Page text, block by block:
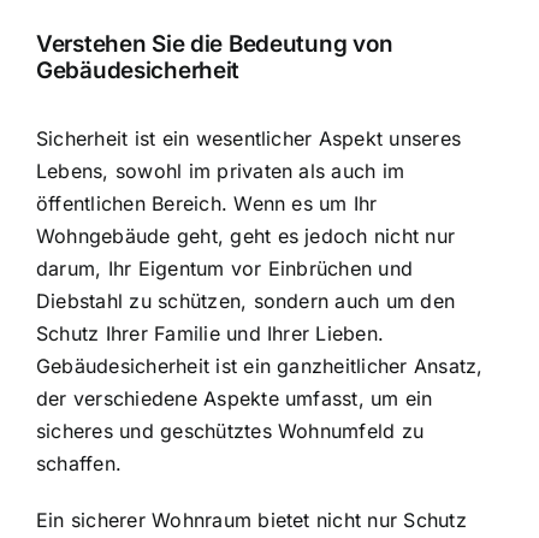
Verstehen Sie die Bedeutung von
Gebäudesicherheit
Sicherheit ist ein wesentlicher Aspekt unseres
Lebens, sowohl im privaten als auch im
öffentlichen Bereich. Wenn es um Ihr
Wohngebäude geht, geht es jedoch nicht nur
darum, Ihr Eigentum vor Einbrüchen und
Diebstahl zu schützen, sondern auch um den
Schutz Ihrer Familie und Ihrer Lieben.
Gebäudesicherheit ist ein ganzheitlicher Ansatz,
der verschiedene Aspekte umfasst, um ein
sicheres und geschütztes Wohnumfeld zu
schaffen.
Ein sicherer Wohnraum bietet nicht nur Schutz